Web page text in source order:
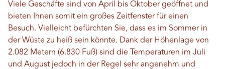
Viele Geschäfte sind von April bis Oktober geöffnet und
bieten Ihnen somit ein großes Zeitfenster für einen
Besuch. Vielleicht befürchten Sie, dass es im Sommer in
der Wüste zu heiß sein könnte. Dank der Höhenlage von
2.082 Metern (6.830 Fuß) sind die Temperaturen im Juli
und August jedoch in der Regel sehr angenehm und